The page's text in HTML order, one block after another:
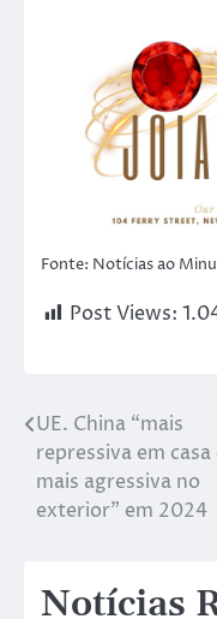
Fonte: Notícias ao
Post Views:
UE. China “mais
repressiva em casa
mais agressiva no
exterior” em 2024
Notícias